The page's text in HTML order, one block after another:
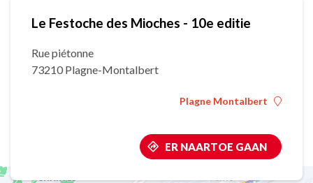
Le Festoche des Mioches - 10e editie
Rue piétonne
73210 Plagne-Montalbert
Plagne Montalbert
ER NAARTOE GAAN